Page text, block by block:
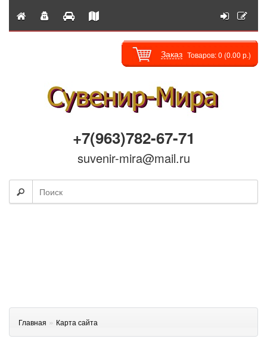
Заказ Товаров: 0 (0.00 р.)
+7(963)782-67-71
suvenir-mira@mail.ru
Главная » Карта сайта